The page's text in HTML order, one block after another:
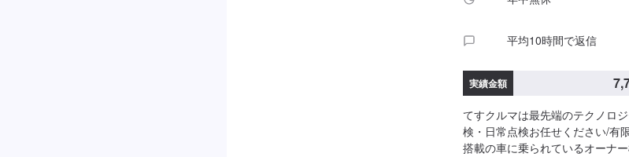
平均10時間で返信
実績金額
てすクルマは最先端のテクノロ
検・日常点検お任せください/有
搭載の車に乗られているオーナ